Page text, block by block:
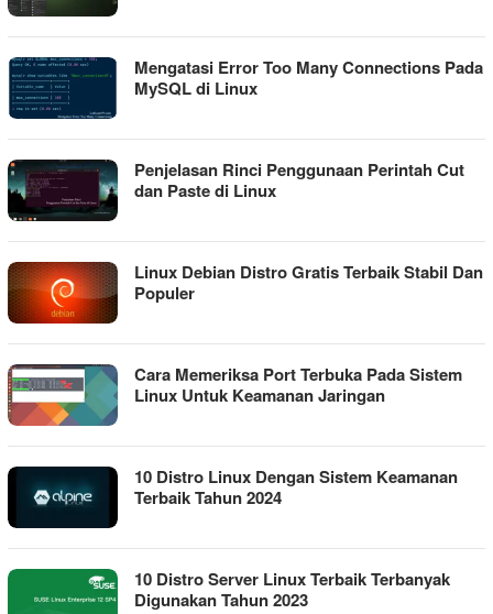
Mengatasi Error Too Many Connections Pada
MySQL di Linux
Penjelasan Rinci Penggunaan Perintah Cut
dan Paste di Linux
Linux Debian Distro Gratis Terbaik Stabil Dan
Populer
Cara Memeriksa Port Terbuka Pada Sistem
Linux Untuk Keamanan Jaringan
10 Distro Linux Dengan Sistem Keamanan
Terbaik Tahun 2024
10 Distro Server Linux Terbaik Terbanyak
Digunakan Tahun 2023